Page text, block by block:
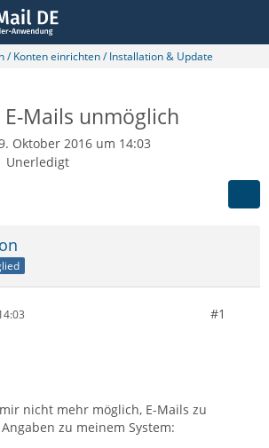
/ Konten einrichten / Installation & Update
Mails unmöglich
Oktober 2016 um 14:03
Unerledigt
#1
nicht mehr möglich, E-Mails zu
zu meinem System: